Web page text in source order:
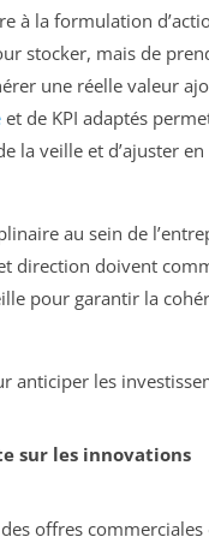
à la formulation
stocker, mais de
une réelle valeur
et de KPI adaptés
la veille et d’ajuster
au sein de
direction doivent
pour garantir la
anticiper les
sur les innovations
offres commerciales